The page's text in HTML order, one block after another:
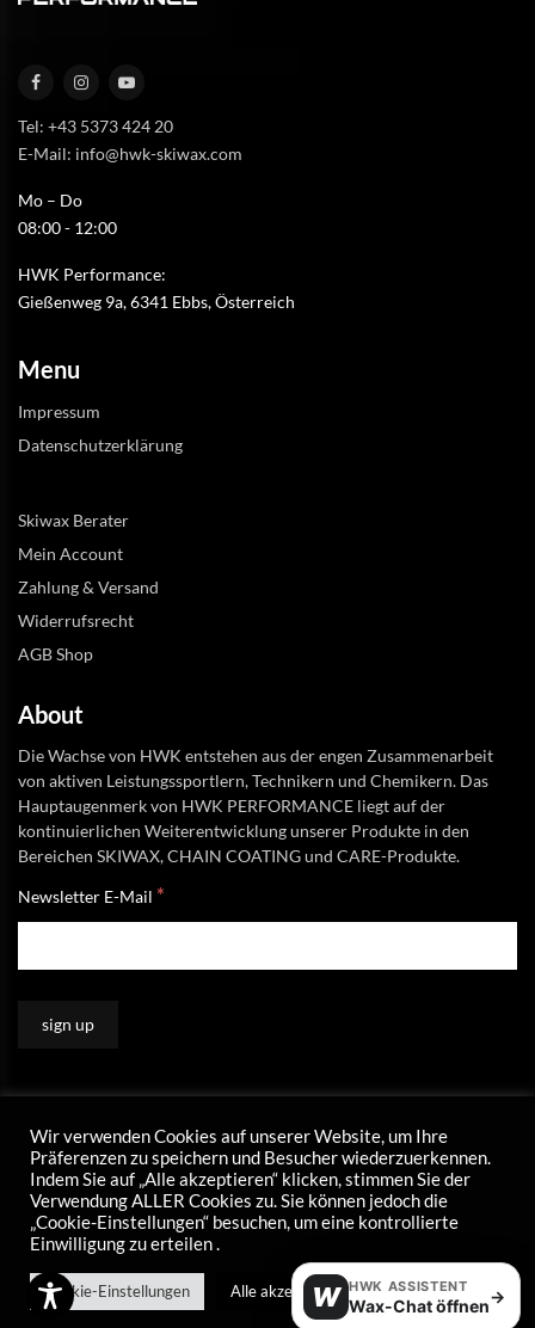
Tel: +43 5373 424 20
E-Mail: info@hwk-skiwax.com
Mo – Do
08:00 - 12:00
HWK Performance:
Gießenweg 9a, 6341 Ebbs, Österreich
Menu
Impressum
Datenschutzerklärung
Skiwax Berater
Mein Account
Zahlung & Versand
Widerrufsrecht
AGB Shop
About
Die Wachse von HWK entstehen aus der engen Zusammenarbeit
von aktiven Leistungssportlern, Technikern und Chemikern. Das
Hauptaugenmerk von HWK PERFORMANCE liegt auf der
kontinuierlichen Weiterentwicklung unserer Produkte in den
Bereichen SKIWAX, CHAIN COATING und CARE-Produkte.
Newsletter E-Mail *
Wir verwenden Cookies auf unserer Website, um Ihre
Präferenzen zu speichern und Besucher wiederzuerkennen.
Indem Sie auf „Alle akzeptieren“ klicken, stimmen Sie der
Verwendung ALLER Cookies zu. Sie können jedoch die
„Cookie-Einstellungen“ besuchen, um eine kontrollierte
Einwilligung zu erteilen .
Cookie-Einstellungen Alle akzeptieren
W HWK ASSISTENT
Wax-Chat öffnen→